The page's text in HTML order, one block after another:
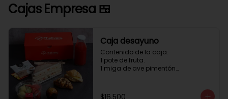
Cajas Empresa 🍱
Caja desayuno
Contenido de la caja:
1 pote de fruta.
1 miga de ave pimentón
1 mini muffin
$16.500